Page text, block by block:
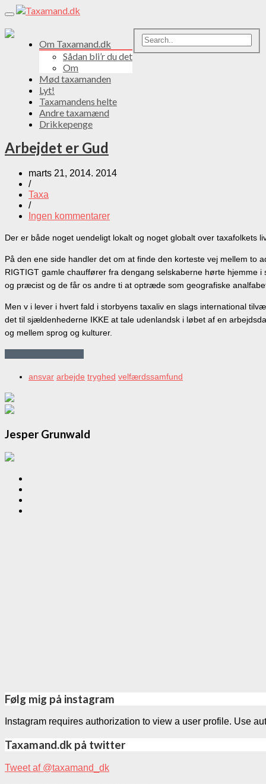
Toggle
navigation
Om Taxamand.dk
Sådan bli’r du det
Om
Mød taxamanden
Lyt!
Taxamandens helte
Andre taxamænd
Drikkepenge
Arbejdet er Gud
marts 21, 2014. 2014
/
Taxa
/
Ingen kommentarer
Der er både noget uendeligt lokalt og noget globalt over taxafolkets
På den ene side handler det om at finde den korteste vej mellem to
RIGTIGT gamle chauffører fra dengang selskaberne hørte hjemme
og præcist og de får os andre ti at optræde som geografiske
Men v i lever i hvert fald i storbyens taxaliv en slags international
det til sjældenhederne IKKE at tale udenlandsk i løbet af en
og mellem sprog og kulturer.
ansvar arbejde tryghed velfærdssamfund
Jesper Grunwald
Følg mig på instagram
Instagram requires authorization to view a user profile. Use
Taxamand.dk på twitter
Tweet af @taxamand_dk